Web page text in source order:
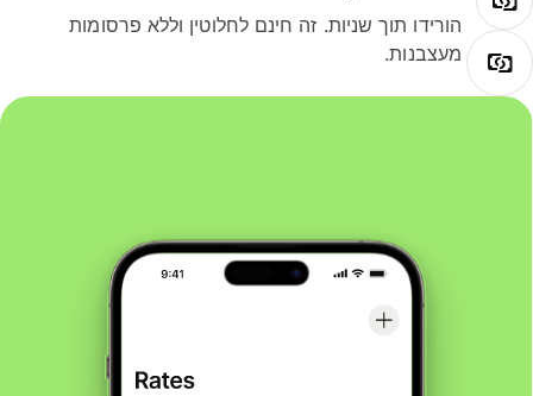
הורידו תוך שניות. זה חינם לחלוטין וללא פרסומות
מעצבנות.